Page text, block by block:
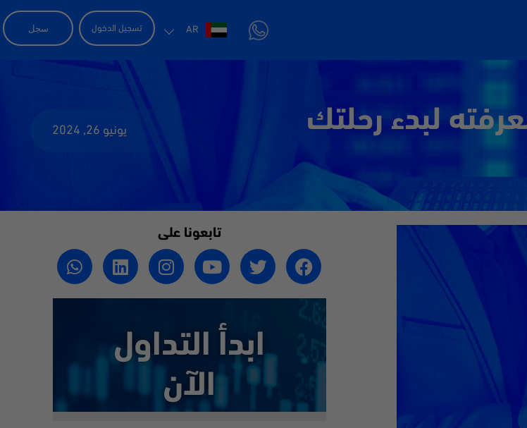
AR تسجيل الدخول سجل
لبدء رحلتك يونيو 26, 2024
تابعونا على
ابدأ التداول
الآن